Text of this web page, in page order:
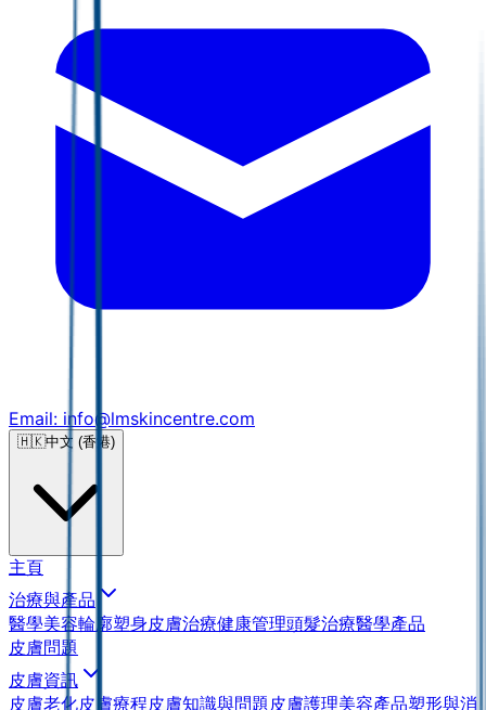
Email: info@lmskincentre.com
🇭🇰中文 (香港)
主頁
治療與產品
醫學美容輪廓塑身皮膚治療健康管理頭髮治療醫學產品
皮膚問題
皮膚資訊
皮膚老化皮膚療程皮膚知識與問題皮膚護理美容產品塑形與消